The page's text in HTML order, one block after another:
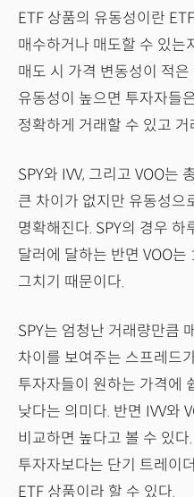
ETF 상품의 유동성이란
매수하거나 매도할 수 있는
매도 시 가격 변동성이 적은
유동성이 높으면 투자자들
정확하게 거래할 수 있고
SPY와 IVV, 그리고 VOO는
큰 차이가 없지만 유동성으
명확해진다. SPY의 경우
달러에 달하는 반면 VOO는
그치기 때문이다.
SPY는 엄청난 거래량만큼
차이를 보여주는 스프레드
투자자들이 원하는 가격에
낮다는 의미다. 반면 IVV와
비교하면 높다고 볼 수 있다.
투자자보다는 단기 트레이
ETF 상품이라 할 수 있다.